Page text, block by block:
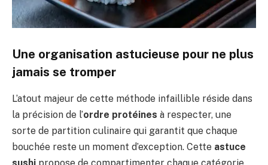
Une organisation astucieuse pour ne plus
jamais se tromper
L’atout majeur de cette méthode infaillible réside dans
la précision de l’ordre protéines à respecter, une
sorte de partition culinaire qui garantit que chaque
bouchée reste un moment d’exception. Cette astuce
sushi propose de compartimenter chaque catégorie